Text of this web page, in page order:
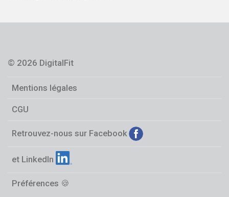
© 2026 DigitalFit
Mentions légales
CGU
Retrouvez-nous sur Facebook
et LinkedIn
Préférences 🍪